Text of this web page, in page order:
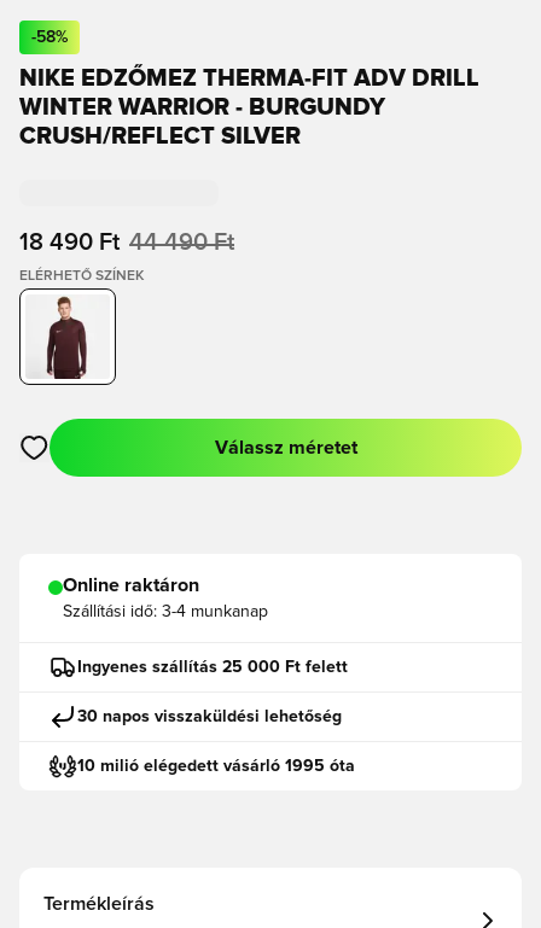
-58%
NIKE EDZŐMEZ THERMA-FIT ADV DRILL
WINTER WARRIOR - BURGUNDY
CRUSH/REFLECT SILVER
18 490 Ft 44 490 Ft
ELÉRHETŐ SZÍNEK
Megnyit egy modált a bejelentkezéshez vagy a tagként való
Válassz méretet
Online raktáron
Szállítási idő: 3-4 munkanap
Ingyenes szállítás 25 000 Ft felett
30 napos visszaküldési lehetőség
10 milió elégedett vásárló 1995 óta
Termékleírás